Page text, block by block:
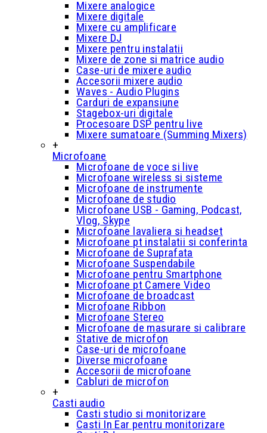
Mixere analogice
Mixere digitale
Mixere cu amplificare
Mixere DJ
Mixere pentru instalatii
Mixere de zone si matrice audio
Case-uri de mixere audio
Accesorii mixere audio
Waves - Audio Plugins
Carduri de expansiune
Stagebox-uri digitale
Procesoare DSP pentru live
Mixere sumatoare (Summing Mixers)
+
Microfoane
Microfoane de voce si live
Microfoane wireless si sisteme
Microfoane de instrumente
Microfoane de studio
Microfoane USB - Gaming, Podcast,
Vlog, Skype
Microfoane lavaliera si headset
Microfoane pt instalatii si conferinta
Microfoane de Suprafata
Microfoane Suspendabile
Microfoane pentru Smartphone
Microfoane pt Camere Video
Microfoane de broadcast
Microfoane Ribbon
Microfoane Stereo
Microfoane de masurare si calibrare
Stative de microfon
Case-uri de microfoane
Diverse microfoane
Accesorii de microfoane
Cabluri de microfon
+
Casti audio
Casti studio si monitorizare
Casti In Ear pentru monitorizare